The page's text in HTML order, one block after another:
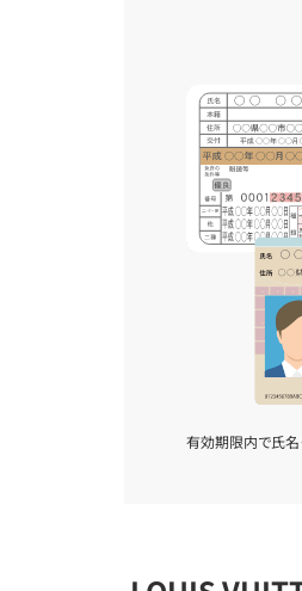
有効期限内で氏名